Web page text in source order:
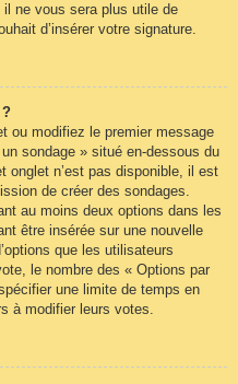
ne vous sera plus utile de
d’insérer votre signature.
?
ou modifiez le premier message
sondage » situé en-dessous du
onglet n’est pas disponible, il est
de créer des sondages.
au moins deux options dans les
être insérée sur une nouvelle
que les utilisateurs
le nombre des « Options par
une limite de temps en
à modifier leurs votes.